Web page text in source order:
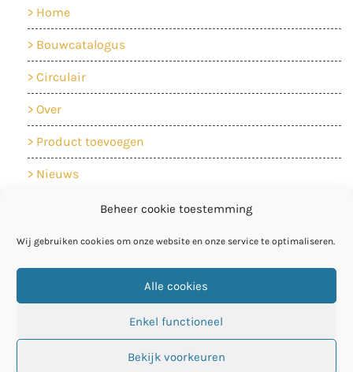
Beheer cookie toestemming
Wij gebruiken cookies om onze website en onze service te optimaliseren.
Alle cookies
Enkel functioneel
Bekijk voorkeuren
Home
Bouwcatalogus
Circulair
Over
Product toevoegen
Nieuws
Cookiebeleid
Privacyverklaring